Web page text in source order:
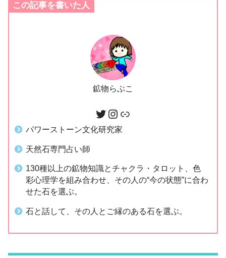
この記事を書いた人
鉱物らぶこ
パワーストーン文化研究家
天然石専門占い師
130種以上の鉱物知識とチャクラ・タロット、色
彩心理学を組み合わせ、その人の“今の状態”に合わ
せた石を選ぶ。
石と話して、その人とご縁のある石を選ぶ。